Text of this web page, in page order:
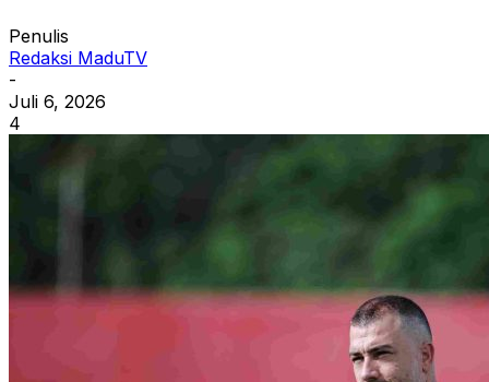
Penulis
Redaksi MaduTV
-
Juli 6, 2026
4